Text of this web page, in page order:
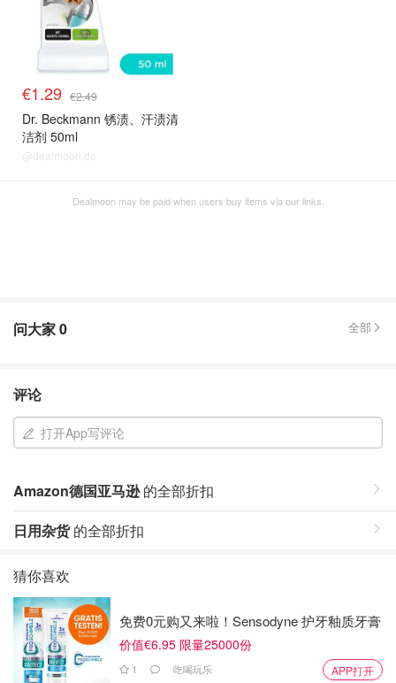
€1.29 €2.49
Dr. Beckmann 锈渍、汗渍清
洁剂 50ml
@dealmoon.de
Dealmoon may be paid when users buy items via our links.
问大家0 全部
评论
打开App写评论
Amazon德国亚马逊的全部折扣
日用杂货的全部折扣
猜你喜欢
免费0元购又来啦！Sensodyne 护牙釉质牙膏
价值€6.95 限量25000份
1 吃喝玩乐 APP打开